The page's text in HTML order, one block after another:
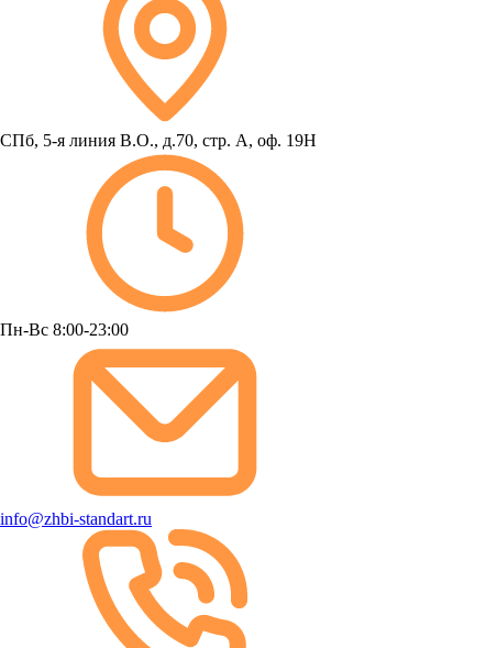
СПб, 5-я линия В.О., д.70, стр. А, оф. 19Н
Пн-Вс 8:00-23:00
info@zhbi-standart.ru